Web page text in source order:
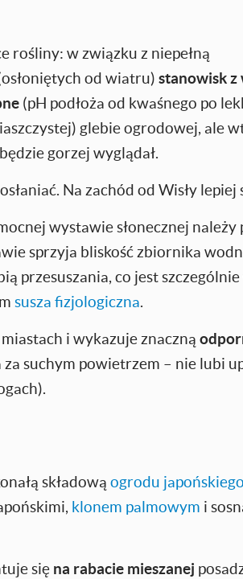
rośliny: w związku z niepełną
od wiatru) stanowiskz
(pH podłoża od kwaśnego po
glebie ogrodowej, ale
gorzej wyglądał.
Na zachód od Wisły lepiej
wystawie słonecznej należy
sprzyja bliskość zbiornika
przesuszania, co jest
susza fizjologiczna.
i wykazuje znaczną
za suchym powietrzem – nie lubi
składową ogrodu japońskiego
klonem palmowym i
się na rabacie mieszanej